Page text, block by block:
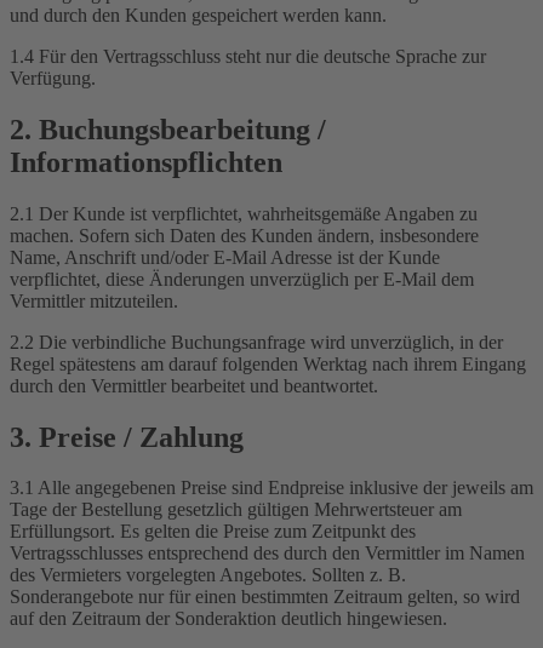
und durch den Kunden gespeichert werden kann.
1.4 Für den Vertragsschluss steht nur die deutsche Sprache zur
Verfügung.
2. Buchungsbearbeitung /
Informationspflichten
2.1 Der Kunde ist verpflichtet, wahrheitsgemäße Angaben zu
machen. Sofern sich Daten des Kunden ändern, insbesondere
Name, Anschrift und/oder E-Mail Adresse ist der Kunde
verpflichtet, diese Änderungen unverzüglich per E-Mail dem
Vermittler mitzuteilen.
2.2 Die verbindliche Buchungsanfrage wird unverzüglich, in der
Regel spätestens am darauf folgenden Werktag nach ihrem Eingang
durch den Vermittler bearbeitet und beantwortet.
3. Preise / Zahlung
3.1 Alle angegebenen Preise sind Endpreise inklusive der jeweils am
Tage der Bestellung gesetzlich gültigen Mehrwertsteuer am
Erfüllungsort. Es gelten die Preise zum Zeitpunkt des
Vertragsschlusses entsprechend des durch den Vermittler im Namen
des Vermieters vorgelegten Angebotes. Sollten z. B.
Sonderangebote nur für einen bestimmten Zeitraum gelten, so wird
auf den Zeitraum der Sonderaktion deutlich hingewiesen.